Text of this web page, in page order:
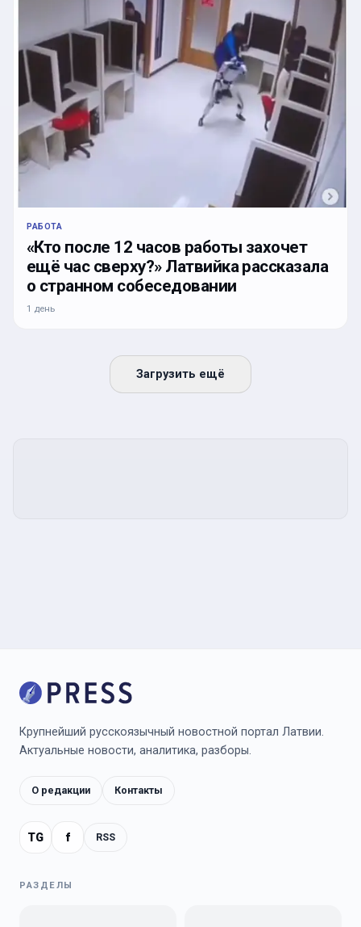
РАБОТА
«Кто после 12 часов работы захочет
ещё час сверху?» Латвийка рассказала
о странном собеседовании
1 день
Загрузить ещё
Крупнейший русскоязычный новостной портал Латвии.
Актуальные новости, аналитика, разборы.
О редакции Контакты
TG f RSS
РАЗДЕЛЫ